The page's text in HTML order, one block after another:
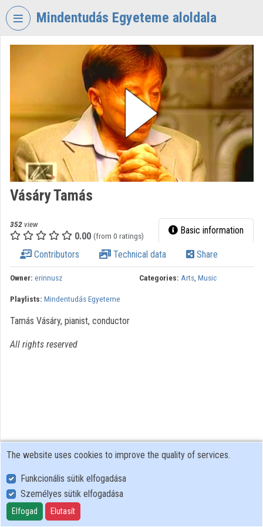
Skip header
Mindentudás Egyeteme aloldala
TORIUM
Organization home
Log In
Organization discovery
Categories
Organization playlists
Organizations
Contributors
Vásáry Tamás
352 view
0.00 (from 0 ratings) Basic information
Contributors Technical data Share
Owner: erinnusz Categories: Arts, Music
Playlists: Mindentudás Egyeteme
Tamás Vásáry, pianist, conductor
All rights reserved
User Policy
Adatkezelési tájékoztató (en)
Cookie Policy
The website uses cookies to improve the quality of services.
Funkcionális sütik elfogadása
Személyes sütik elfogadása
Elfogad Elutasít